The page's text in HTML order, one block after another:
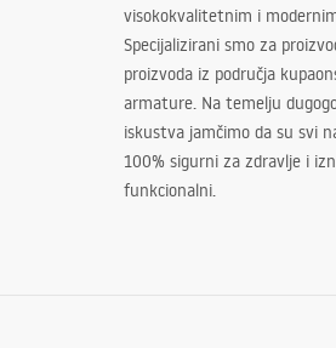
visokokvalitetnim i
Specijalizirani smo za
proizvoda iz područja
armature. Na temelju
iskustva jamčimo da su svi
100% sigurni za zdravlje i
funkcionalni.